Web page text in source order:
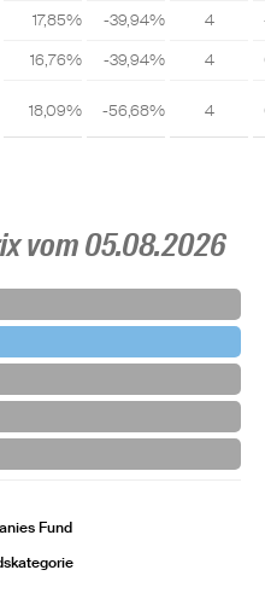
17,85% -39,94% 4
16,76% -39,94% 4
18,09% -56,68% 4
vom 05.08.2026
Fund